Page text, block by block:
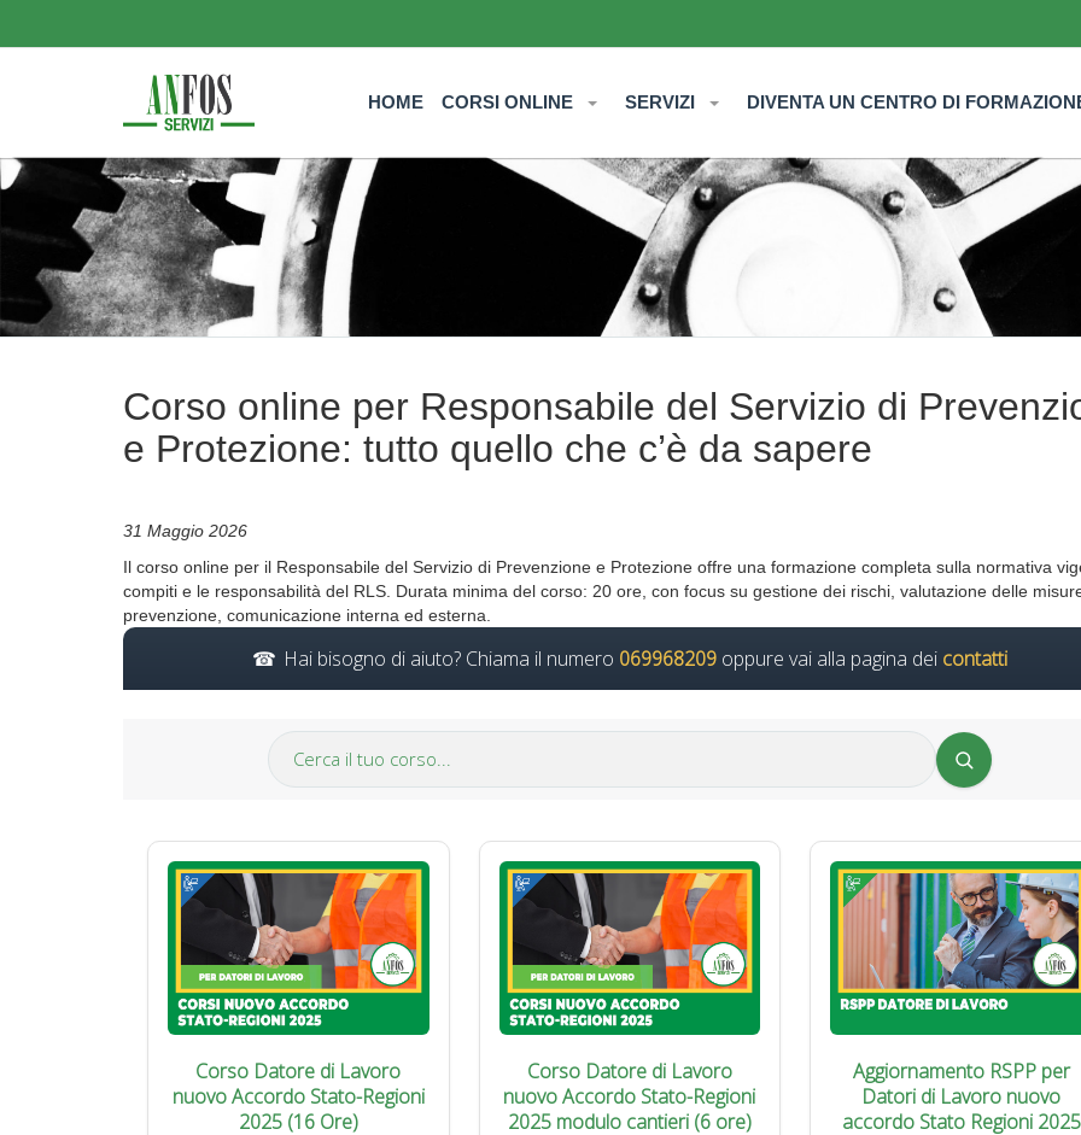
HOME CORSI ONLINE SERVIZI DIVENTA UN CENTRO DI
Corso online per Responsabile del Servizio di
e Protezione: tutto quello che c’è da sapere
31 Maggio 2026
Il corso online per il Responsabile del Servizio di Prevenzione e Protezione offre una formazione completa sulla normativa
compiti e le responsabilità del RLS. Durata minima del corso: 20 ore, con focus su gestione dei rischi, valutazione delle
prevenzione, comunicazione interna ed esterna.
Hai bisogno di aiuto? Chiama il numero 069968209 oppure vai alla pagina dei contatti
Corso Datore di Lavoro
nuovo Accordo Stato-Regioni
2025 (16 Ore)
Corso Datore di Lavoro
nuovo Accordo Stato-Regioni
2025 modulo cantieri (6 ore)
Aggiornamento RSPP per
Datori di Lavoro nuovo
accordo Stato Regioni 2025